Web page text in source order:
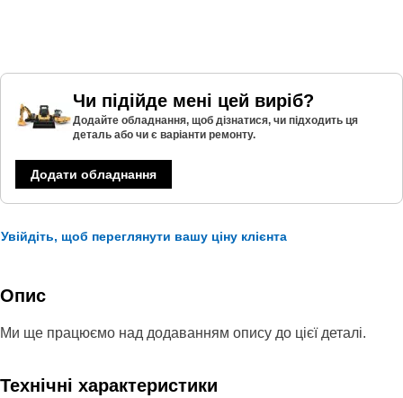
Чи підійде мені цей виріб?
Додайте обладнання, щоб дізнатися, чи підходить ця
деталь або чи є варіанти ремонту.
Додати обладнання
Увійдіть, щоб переглянути вашу ціну клієнта
Опис
Ми ще працюємо над додаванням опису до цієї деталі.
Технічні характеристики